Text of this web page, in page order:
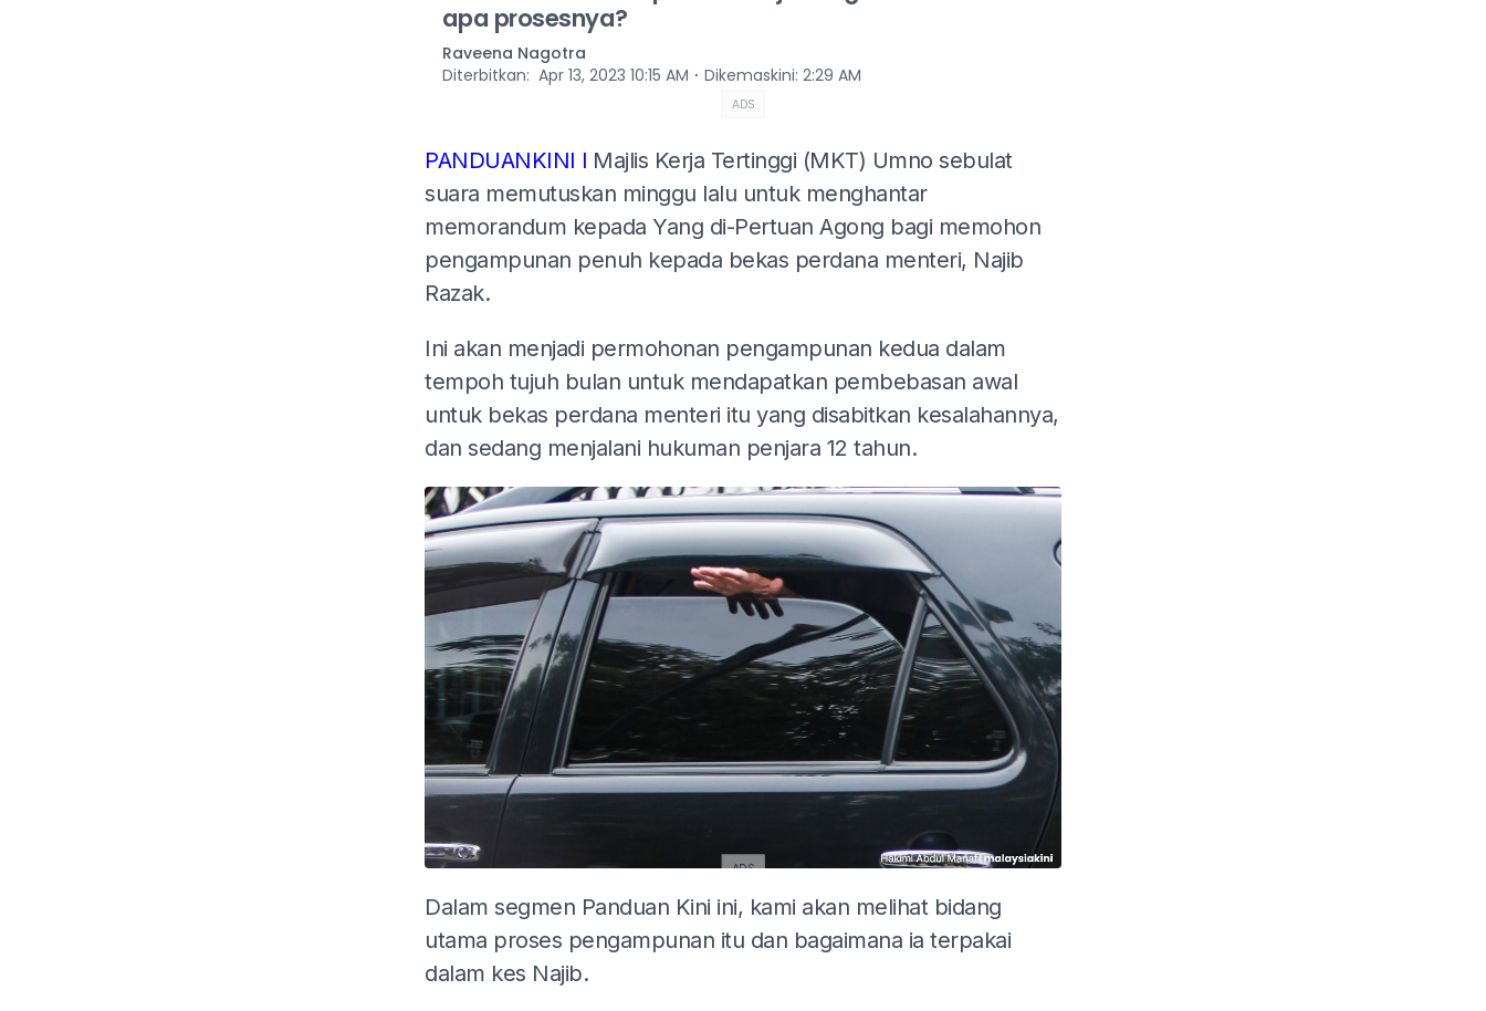
apa prosesnya?
Raveena Nagotra
Diterbitkan: Apr 13, 2023 10:15 AM ⋅ Dikemaskini: 2:29 AM
ADS
PANDUANKINI l Majlis Kerja Tertinggi (MKT) Umno sebulat
suara memutuskan minggu lalu untuk menghantar
memorandum kepada Yang di-Pertuan Agong bagi memohon
pengampunan penuh kepada bekas perdana menteri, Najib
Razak.
Ini akan menjadi permohonan pengampunan kedua dalam
tempoh tujuh bulan untuk mendapatkan pembebasan awal
untuk bekas perdana menteri itu yang disabitkan kesalahannya,
dan sedang menjalani hukuman penjara 12 tahun.
ADS
Dalam segmen Panduan Kini ini, kami akan melihat bidang
utama proses pengampunan itu dan bagaimana ia terpakai
dalam kes Najib.